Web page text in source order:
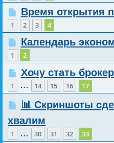
Время открытия
1 2 3 4
Календарь
1 2
Хочу стать
1 … 14 15 16 17
📊 Скриншоты
хвалим
1 … 30 31 32 33